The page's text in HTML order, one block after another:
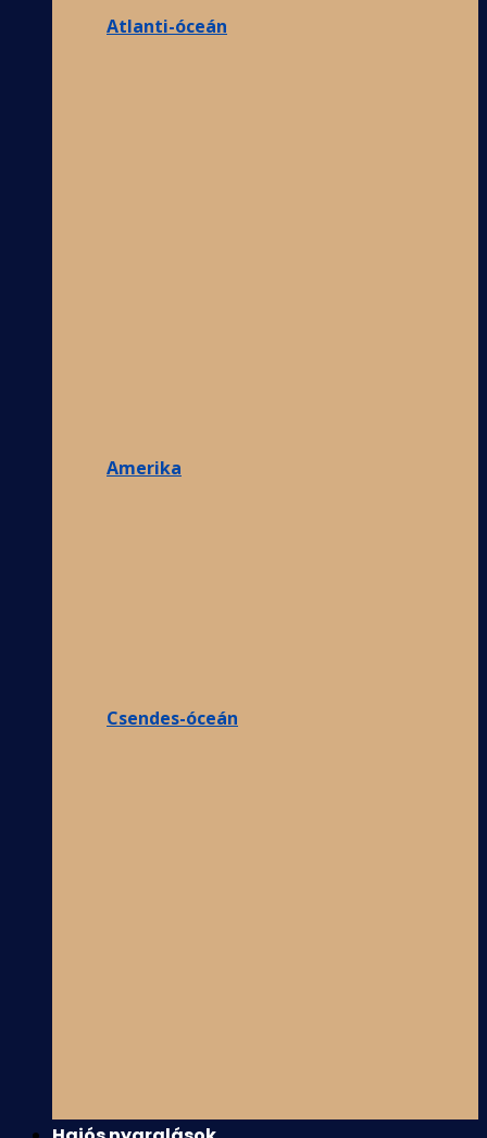
Atlanti-óceán
Amerika
Csendes-óceán